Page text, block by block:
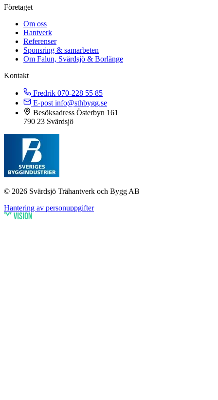
Företaget
Om oss
Hantverk
Referenser
Sponsring & samarbeten
Om Falun, Svärdsjö & Borlänge
Kontakt
Fredrik 070-228 55 85
E-post info@sthbygg.se
Besöksadress Österbyn 161
790 23 Svärdsjö
© 2026 Svärdsjö Trähantverk och Bygg AB
Hantering av personuppgifter